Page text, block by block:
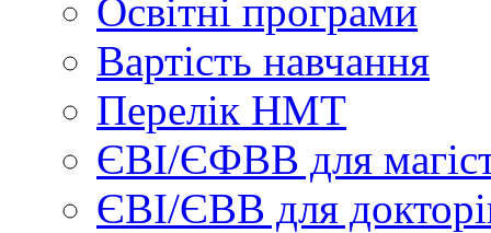
Освітні програми
Вартість навчання
Перелік НМТ
ЄВІ/ЄФВВ для
ЄВІ/ЄВВ для